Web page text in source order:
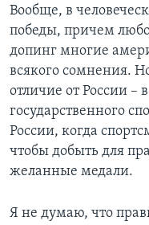
Вообще, в
победы, причем
допинг многие
всякого сомнения.
отличие от России
государственного
России, когда
чтобы добыть для
желанные медали.
Я не думаю, что